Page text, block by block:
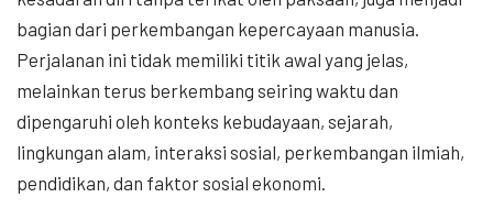
bagian dari perkembangan kepercayaan manusia.
Perjalanan ini tidak memiliki titik awal yang jelas,
melainkan terus berkembang seiring waktu dan
dipengaruhi oleh konteks kebudayaan, sejarah,
lingkungan alam, interaksi sosial, perkembangan ilmiah,
pendidikan, dan faktor sosial ekonomi.